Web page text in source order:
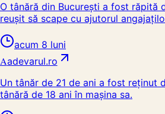
O tânără din București a fost răpită
reușit să scape cu ajutorul
acum 8 luni
Aadevarul.ro
Un tânăr de 21 de ani a fost reținut
tânără de 18 ani în mașina sa.